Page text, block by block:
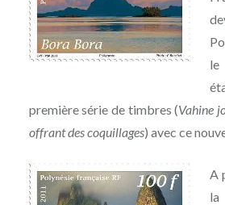
le
première série de timbres (Vahine
offrant des coquillages) avec ce
A